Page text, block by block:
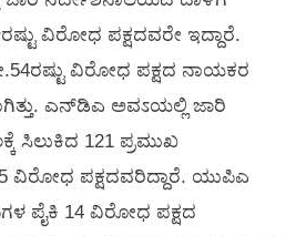
ವಿರೋಧ ಪಕ್ಷದವರೇ ಇದ್ದಾರೆ.
ವಿರೋಧ ಪಕ್ಷದ ನಾಯಕರ
ಎನ್‌ಡಿಎ ಅವಽಯಲ್ಲಿ ಜಾರಿ
ಸಿಲುಕಿದ 121 ಪ್ರಮುಖ
ವಿರೋಧ ಪಕ್ಷದವರಿದ್ದಾರೆ. ಯುಪಿಎ
ಪೈಕಿ 14 ವಿರೋಧ ಪಕ್ಷದ